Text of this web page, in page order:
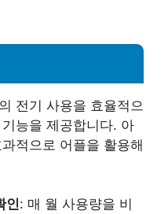
전기 사용을 효율적으
능을 제공합니다. 아
적으로 어플을 활용해
인: 매 월 사용량을 비